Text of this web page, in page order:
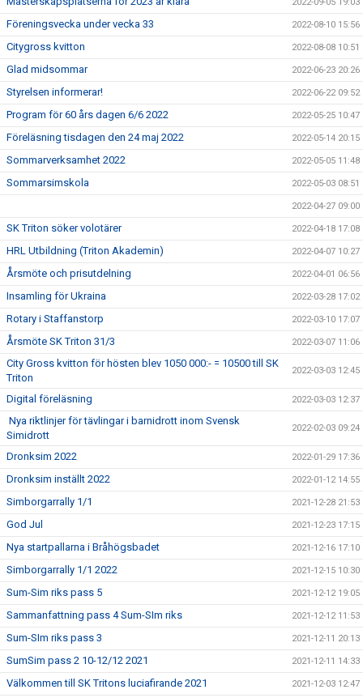
Föreningsvecka under vecka 33 2022-08-10 15:56
Citygross kvitton 2022-08-08 10:51
Glad midsommar 2022-06-23 20:26
Styrelsen informerar! 2022-06-22 09:52
Program för 60 års dagen 6/6 2022 2022-05-25 10:47
Föreläsning tisdagen den 24 maj 2022 2022-05-14 20:15
Sommarverksamhet 2022 2022-05-05 11:48
Sommarsimskola 2022-05-03 08:51
2022-04-27 09:00
SK Triton söker volotärer 2022-04-18 17:08
HRL Utbildning (Triton Akademin) 2022-04-07 10:27
Årsmöte och prisutdelning 2022-04-01 06:56
Insamling för Ukraina 2022-03-28 17:02
Rotary i Staffanstorp 2022-03-10 17:07
Årsmöte SK Triton 31/3 2022-03-07 11:06
City Gross kvitton för hösten blev 1050 000:- = 10500 till SK
Triton
2022-03-03 12:45
Digital föreläsning 2022-03-03 12:37
Nya riktlinjer för tävlingar i barnidrott inom Svensk
Simidrott
2022-02-03 09:24
Dronksim 2022 2022-01-29 17:36
Dronksim inställt 2022 2022-01-12 14:55
Simborgarrally 1/1 2021-12-28 21:53
God Jul 2021-12-23 17:15
Nya startpallarna i Bråhögsbadet 2021-12-16 17:10
Simborgarrally 1/1 2022 2021-12-15 10:30
Sum-Sim riks pass 5 2021-12-12 19:05
Sammanfattning pass 4 Sum-SIm riks 2021-12-12 11:53
Sum-SIm riks pass 3 2021-12-11 20:13
SumSim pass 2 10-12/12 2021 2021-12-11 14:33
Välkommen till SK Tritons luciafirande 2021 2021-12-03 12:47